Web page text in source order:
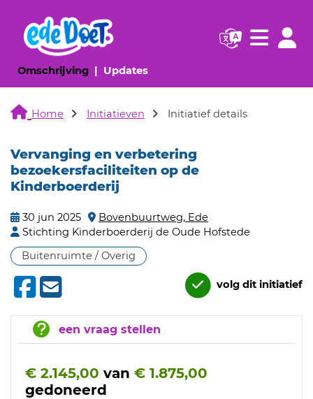
Omschrijving(huidige pagina)
Updates(huidige pagina)
Navigatie
Home Initiatieven Initiatief details
Vervanging en verbetering
bezoekersfaciliteiten op de
Kinderboerderij
30 jun 2025
Bovenbuurtweg, Ede
Stichting Kinderboerderij de Oude Hofstede
Buitenruimte / Overig
volg dit initiatief
een vraag stellen
€ 2.145,00 van € 1.875,00
gedoneerd